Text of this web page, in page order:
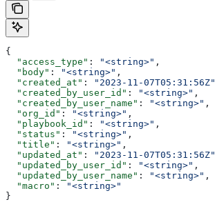
{
  "access_type"
: "<string>" ,
  "body"
: "<string>" ,
  "created_at"
: "2023-11-07T05:31:56Z"
  "created_by_user_id"
: "<string>" ,
  "created_by_user_name"
: "<string>" ,
  "org_id"
: "<string>" ,
  "playbook_id"
: "<string>" ,
  "status"
: "<string>" ,
  "title"
: "<string>" ,
  "updated_at"
: "2023-11-07T05:31:56Z"
  "updated_by_user_id"
: "<string>" ,
  "updated_by_user_name"
: "<string>" ,
  "macro"
:
"<string>"
}